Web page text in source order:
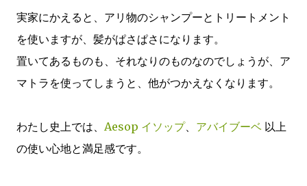
実家にかえると、アリ物のシャンプーとトリートメント
を使いますが、髪がぱさぱさになります。
置いてあるものも、それなりのものなのでしょうが、ア
マトラを使ってしまうと、他がつかえなくなります。
わたし史上では、 Aesop イソップ、 アバイブーベ 以上
の使い心地と満足感です。